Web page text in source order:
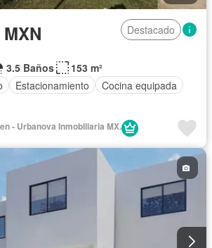
Destacado
3.5 Baños
153 m²
Estacionamiento
Cocina equipada
- Urbanova Inmobiliaria MX.